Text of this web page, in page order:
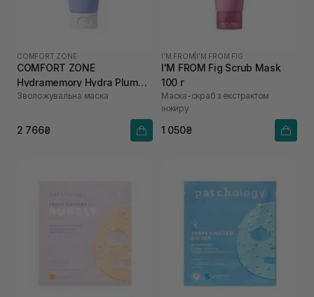
COMFORT ZONE
COMFORT ZONE
Hydramemory Hydra Plump
Mask 60 мл
Зволожувальна маска
2 766₴
I'M FROM I'M FROM FIG
I'M FROM Fig Scrub Mask
100 г
Маска-скраб з екстрактом
інжиру
1 050₴